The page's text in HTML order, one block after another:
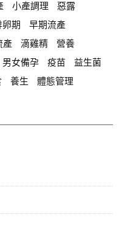
小產調理
惡露
卵期
早期流產
產 滴雞精
營養
男女備孕 疫苗
益生菌
養生 體態管理